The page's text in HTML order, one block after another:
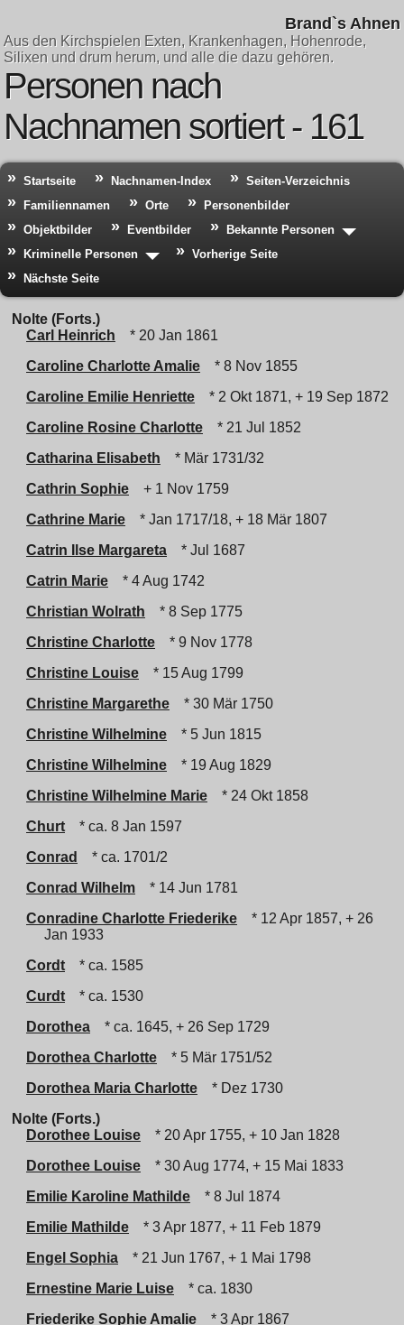
Brand`s Ahnen
Aus den Kirchspielen Exten, Krankenhagen, Hohenrode,
Silixen und drum herum, und alle die dazu gehören.
Personen nach
Nachnamen sortiert - 161
Startseite Nachnamen-Index
Seiten-Verzeichnis
Familiennamen
Orte
Personenbilder
Objektbilder
Eventbilder
Bekannte Personen
Kriminelle Personen
Vorherige Seite
Nächste Seite
Nolte (Forts.)
Carl Heinrich
* 20 Jan 1861
Caroline Charlotte Amalie
* 8 Nov 1855
Caroline Emilie Henriette
* 2 Okt 1871, + 19 Sep 1872
Caroline Rosine Charlotte
* 21 Jul 1852
Catharina Elisabeth
* Mär 1731/32
Cathrin Sophie
+ 1 Nov 1759
Cathrine Marie
* Jan 1717/18, + 18 Mär 1807
Catrin Ilse Margareta
* Jul 1687
Catrin Marie
* 4 Aug 1742
Christian Wolrath
* 8 Sep 1775
Christine Charlotte
* 9 Nov 1778
Christine Louise
* 15 Aug 1799
Christine Margarethe
* 30 Mär 1750
Christine Wilhelmine
* 5 Jun 1815
Christine Wilhelmine
* 19 Aug 1829
Christine Wilhelmine Marie
* 24 Okt 1858
Churt
* ca. 8 Jan 1597
Conrad
* ca. 1701/2
Conrad Wilhelm
* 14 Jun 1781
Conradine Charlotte Friederike
* 12 Apr 1857, + 26
Jan 1933
Cordt
* ca. 1585
Curdt
* ca. 1530
Dorothea
* ca. 1645, + 26 Sep 1729
Dorothea Charlotte
* 5 Mär 1751/52
Dorothea Maria Charlotte
* Dez 1730
Nolte (Forts.)
Dorothee Louise
* 20 Apr 1755, + 10 Jan 1828
Dorothee Louise
* 30 Aug 1774, + 15 Mai 1833
Emilie Karoline Mathilde
* 8 Jul 1874
Emilie Mathilde
* 3 Apr 1877, + 11 Feb 1879
Engel Sophia
* 21 Jun 1767, + 1 Mai 1798
Ernestine Marie Luise
* ca. 1830
Friederike Sophie Amalie
* 3 Apr 1867